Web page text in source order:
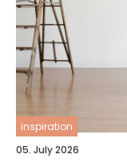
inspiration
05. July 2026